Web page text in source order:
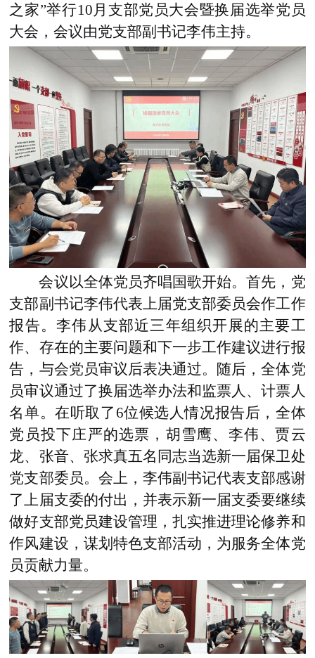
之家”举行10月支部党员大会暨换届选举党员
大会，会议由党支部副书记李伟主持。
会议以全体党员齐唱国歌开始。首先，党
支部副书记李伟代表上届党支部委员会作工作
报告。李伟从支部近三年组织开展的主要工
作、存在的主要问题和下一步工作建议进行报
告，与会党员审议后表决通过。随后，全体党
员审议通过了换届选举办法和监票人、计票人
名单。在听取了6位候选人情况报告后，全体
党员投下庄严的选票，胡雪鹰、李伟、贾云
龙、张音、张求真五名同志当选新一届保卫处
党支部委员。会上，李伟副书记代表支部感谢
了上届支委的付出，并表示新一届支委要继续
做好支部党员建设管理，扎实推进理论修养和
作风建设，谋划特色支部活动，为服务全体党
员贡献力量。